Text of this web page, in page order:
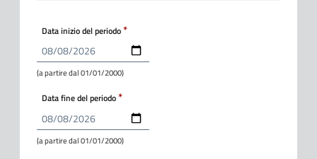
Data inizio del periodo
(a partire dal 01/01/2000)
Data fine del periodo
(a partire dal 01/01/2000)